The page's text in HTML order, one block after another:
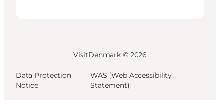
VisitDenmark © 2026
Data Protection
Notice
WAS (Web Accessibility
Statement)